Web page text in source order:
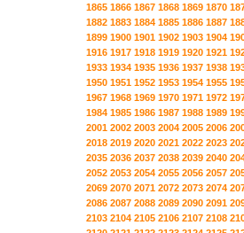
1865 1866 1867 1868 1869 1870
1882 1883 1884 1885 1886 1887
1899 1900 1901 1902 1903 1904
1916 1917 1918 1919 1920 1921
1933 1934 1935 1936 1937 1938
1950 1951 1952 1953 1954 1955
1967 1968 1969 1970 1971 1972
1984 1985 1986 1987 1988 1989
2001 2002 2003 2004 2005 2006
2018 2019 2020 2021 2022 2023
2035 2036 2037 2038 2039 2040
2052 2053 2054 2055 2056 2057
2069 2070 2071 2072 2073 2074
2086 2087 2088 2089 2090 2091
2103 2104 2105 2106 2107 2108